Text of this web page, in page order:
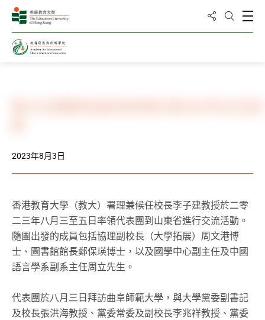
分享到打開搜
打
2023年8月3日
香港教育大學（教大）署理兼候任校長李子建教授於二零
二三年八月三至五日率領代表團到山東省進行交流活動。
隨團出發的成員包括協理副校長（大學拓展）周文港博
士、圖書館館長鄭保瑛博士，以及國學中心副主任及中國
語言學系副系主任周立先生。
代表團於八月三日拜訪曲阜師範大學，與大學黨委副書記
及校長張洪海教授、黨委常委及副校長李兆祥教授、黨委